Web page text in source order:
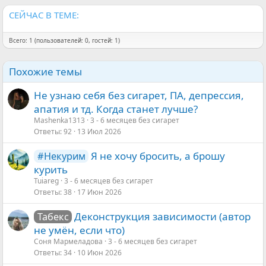
Резюме: курить не хочу, не тянет. Физиологически
покошмаривает и очень хочется, чтобы неприятная
терапию у меня есть вопросы - что делать то?))
В общем, курить бросить очень просто - надо просто этого
не делать, но быть готовым к физическим проявлениям.
СЕЙЧАС В ТЕМЕ:
Всего: 1 (пользователей: 0, гостей: 1)
Похожие темы
Не узнаю себя без сигарет, ПА, депрессия,
апатия и тд. Когда станет лучше?
Mashenka1313 3 - 6 месяцев без сигарет
Ответы 92 13 Июл 2026
#Некурим Я не хочу бросить, а брошу
курить
Tuiareg 3 - 6 месяцев без сигарет
Ответы 38 17 Июн 2026
Табекс Деконструкция зависимости (автор
не умён, если что)
Соня Мармеладова 3 - 6 месяцев без сигарет
Ответы 34 10 Июн 2026